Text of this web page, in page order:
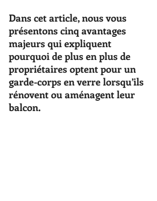
Dans cet article, nous vous
présentons cinq avantages
majeurs qui expliquent
pourquoi de plus en plus de
propriétaires optent pour un
garde-corps en verre lorsqu’ils
rénovent ou aménagent leur
balcon.